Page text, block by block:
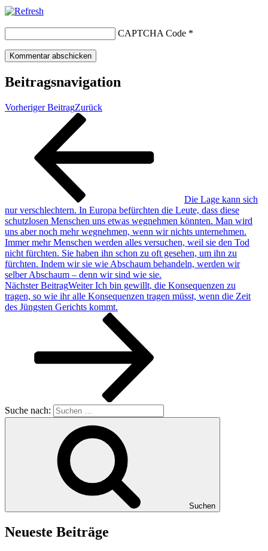
CAPTCHA Code *
Beitragsnavigation
Vorheriger BeitragZurück
Die Lage kann sich
nur verschlechtern. In Europa befürchten die Leute, dass diese
schutzlosen Menschen uns etwas wegnehmen könnten. Man wird
uns aber noch mehr wegnehmen, wenn wir nichts unternehmen.
Immer mehr Menschen werden alles versuchen, weil sie den Tod
nicht fürchten. Sie haben ihn schon zu oft gesehen, um ihn zu
fürchten. Indem wir sie wie Abschaum behandeln, werden wir
selber Abschaum – denn wir sind wie sie.
Nächster BeitragWeiter Ich bin gewillt, die Konsequenzen zu
tragen, so wie ihr alle Konsequenzen tragen müsst, wenn die Zeit
des Jüngsten Gerichts kommt.
Suche nach:
Suchen
Neueste Beiträge